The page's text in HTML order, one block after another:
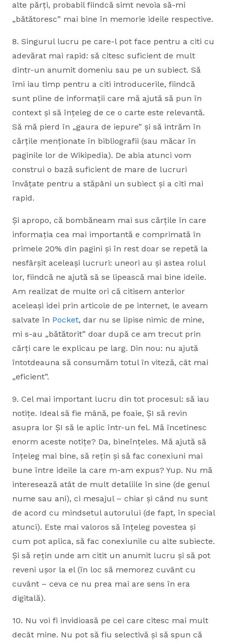
alte părți, probabil fiindcă simt nevoia să-mi
„bătătoresc” mai bine în memorie ideile respective.
8. Singurul lucru pe care-l pot face pentru a citi cu
adevărat mai rapid: să citesc suficient de mult
dintr-un anumit domeniu sau pe un subiect. Să
îmi iau timp pentru a citi introducerile, fiindcă
sunt pline de informații care mă ajută să pun în
context și să înțeleg de ce o carte este relevantă.
Să mă pierd în „gaura de iepure” și să intrăm în
cărțile menționate în bibliografii (sau măcar în
paginile lor de Wikipedia). De abia atunci vom
construi o bază suficient de mare de lucruri
învățate pentru a stăpâni un subiect și a citi mai
rapid.
Și apropo, că bombăneam mai sus cărțile în care
informația cea mai importantă e comprimată în
primele 20% din pagini și în rest doar se repetă la
nesfârșit aceleași lucruri: uneori au și astea rolul
lor, fiindcă ne ajută să se lipească mai bine ideile.
Am realizat de multe ori că citisem anterior
aceleași idei prin articole de pe internet, le aveam
salvate în Pocket, dar nu se lipise nimic de mine,
mi s-au „bătătorit” doar după ce am trecut prin
cărți care le explicau pe larg. Din nou: nu ajută
întotdeauna să consumăm totul în viteză, cât mai
„eficient”.
9. Cel mai important lucru din tot procesul: să iau
notițe. Ideal să fie mână, pe foaie, ȘI să revin
asupra lor ȘI să le aplic într-un fel. Mă încetinesc
enorm aceste notițe? Da, bineînțeles. Mă ajută să
înțeleg mai bine, să rețin și să fac conexiuni mai
bune între ideile la care m-am expus? Yup. Nu mă
interesează atât de mult detaliile în sine (de genul
nume sau ani), ci mesajul – chiar și când nu sunt
de acord cu mindsetul autorului (de fapt, în special
atunci). Este mai valoros să înțeleg povestea și
cum pot aplica, să fac conexiunile cu alte subiecte.
Și să rețin unde am citit un anumit lucru și să pot
reveni ușor la el (în loc să memorez cuvânt cu
cuvânt – ceva ce nu prea mai are sens în era
digitală).
10. Nu voi fi invidioasă pe cei care citesc mai mult
decât mine. Nu pot să fiu selectivă și să spun că